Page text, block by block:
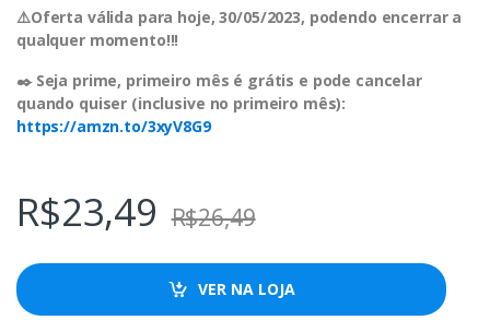
⚠️Oferta válida para hoje, 30/05/2023, podendo encerrar a
qualquer momento!!!
✒️ Seja prime, primeiro mês é grátis e pode cancelar
quando quiser (inclusive no primeiro mês):
https://amzn.to/3xyV8G9
R$23,49 R$26,49
VER NA LOJA